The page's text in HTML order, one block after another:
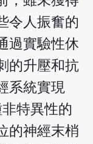
令人振奮的
過實驗性休
的升壓和抗
系統實現
特異性的
的神經末梢